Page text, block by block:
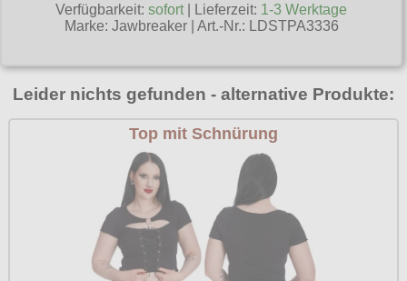
Relco
Rockabella
Spin Doctor
Vixxsin
Voodoo Vixen
Warrior Clothing
Punkrock
Mods
Verfügbarkeit:sofort | Lieferzeit: 1-3 Werktage
Marke: Jawbreaker| Art.-Nr.: LDSTPA3336
Leider nichts gefunden - alternative Produkte:
Top mit Schnürung